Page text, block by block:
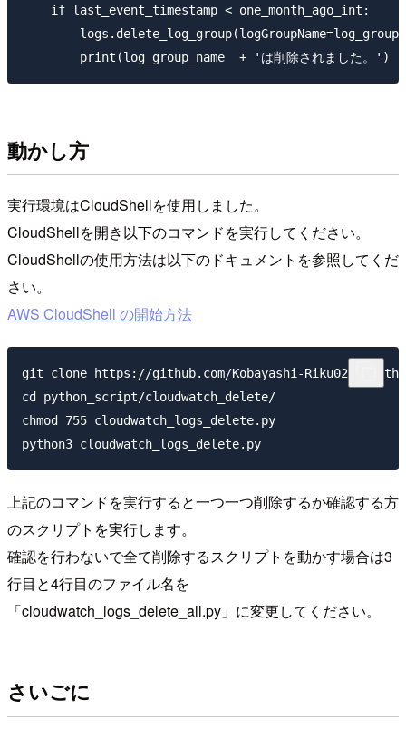
    if last_event_timestamp < one_month_ago_int:
動かし方
実行環境はCloudShellを使用しました。
CloudShellを開き以下のコマンドを実行してください。
CloudShellの使用方法は以下のドキュメントを参照してくだ
さい。
AWS CloudShell の開始方法
git clone https://github.com/Kobayashi-Riku0226/
cd python_script/cloudwatch_delete/
chmod 755 cloudwatch_logs_delete.py
上記のコマンドを実行すると一つ一つ削除するか確認する方
のスクリプトを実行します。
確認を行わないで全て削除するスクリプトを動かす場合は3
行目と4行目のファイル名を
「cloudwatch_logs_delete_all.py」に変更してください。
さいごに